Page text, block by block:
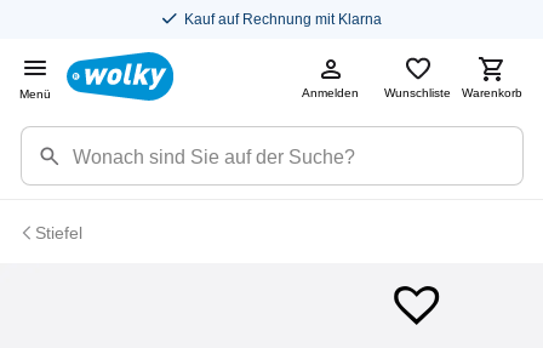
Kauf auf Rechnung mit Klarna
Menü Anmelden Wunschliste Warenkorb
Stiefel